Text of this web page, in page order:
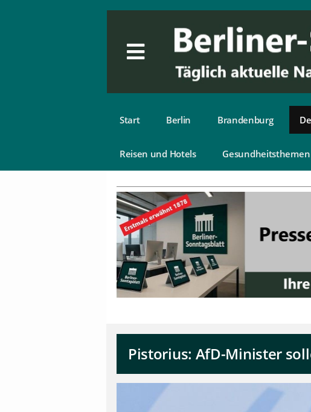
Start Berlin Brandenburg
Reisen und Hotels Gesundheitsthemen
Pistorius: AfD-Minister